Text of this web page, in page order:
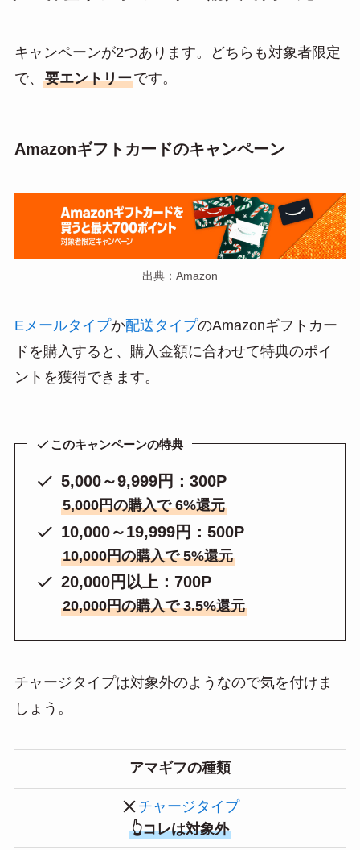
キャンペーンが2つあります。どちらも対象者限定
で、 要エントリーです。
Amazonギフトカードのキャンペーン
出典：Amazon
Eメールタイプか配送タイプのAmazonギフトカー
ドを購入すると、購入金額に合わせて特典のポイ
ントを獲得できます。
このキャンペーンの特典
5,000～9,999円：300P
5,000円の購入で 6%還元
10,000～19,999円：500P
10,000円の購入で 5%還元
20,000円以上：700P
20,000円の購入で 3.5%還元
チャージタイプは対象外のようなので気を付けま
しょう。
アマギフの種類
チャージタイプ
👆コレは対象外